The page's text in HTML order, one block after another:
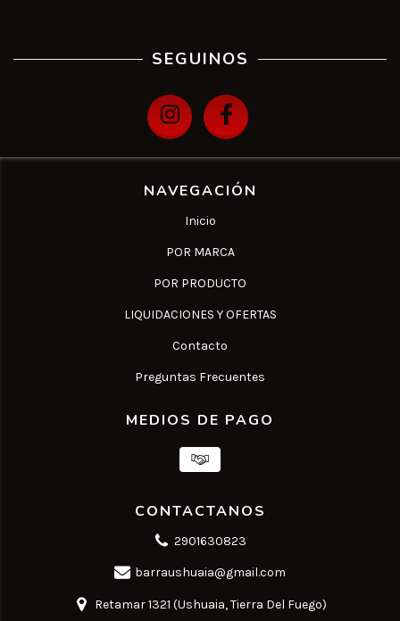
SEGUINOS
NAVEGACIÓN
Inicio
POR MARCA
POR PRODUCTO
LIQUIDACIONES Y OFERTAS
Contacto
Preguntas Frecuentes
MEDIOS DE PAGO
CONTACTANOS
2901630823
barraushuaia@gmail.com
Retamar 1321 (Ushuaia, Tierra Del Fuego)